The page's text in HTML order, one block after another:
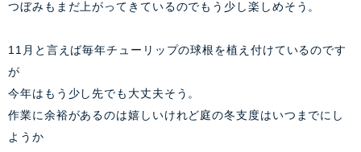
つぼみもまだ上がってきているのでもう少し楽しめそう。
11月と言えば毎年チューリップの球根を植え付けているのです
が
今年はもう少し先でも大丈夫そう。
作業に余裕があるのは嬉しいけれど庭の冬支度はいつまでにし
ようか